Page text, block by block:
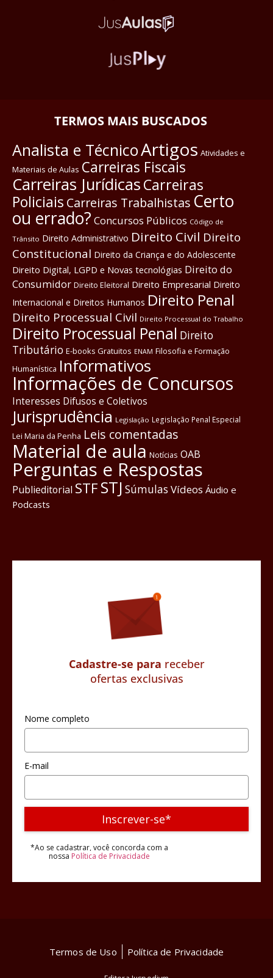
TERMOS MAIS BUSCADOS
Analista e TécnicoArtigos Atividades e
Materiais de Aulas Carreiras Fiscais
Carreiras JurídicasCarreiras
Policiais Carreiras Trabalhistas Certo
ou errado? Concursos Públicos Côdigo de
Trânsito Direito Administrativo Direito Civil Direito
Constitucional Direito da Criança e do Adolescente
Direito Digital, LGPD e Novas tecnológias Direito do
Consumidor Direito Eleitoral Direito Empresarial Direito
Internacional e Direitos Humanos Direito Penal
Direito Processual Civil Direito Processual do Trabalho
Direito Processual Penal Direito
Tributário E-books Gratuitos ENAM Filosofia e Formação
Humanística Informativos
Informações de Concursos
Interesses Difusos e Coletivos
Jurisprudência Legislação Legislação Penal Especial
Lei Maria da Penha Leis comentadas
Material de aula Notícias OAB
Perguntas e Respostas
Publieditorial STFSTJ Súmulas Vídeos Áudio e
Podcasts
Cadastre-se para receber
ofertas exclusivas
Nome completo
E-mail
Inscrever-se*
*Ao se cadastrar, você concorda com a
nossa Política de Privacidade
Termos de Uso Política de Privacidade